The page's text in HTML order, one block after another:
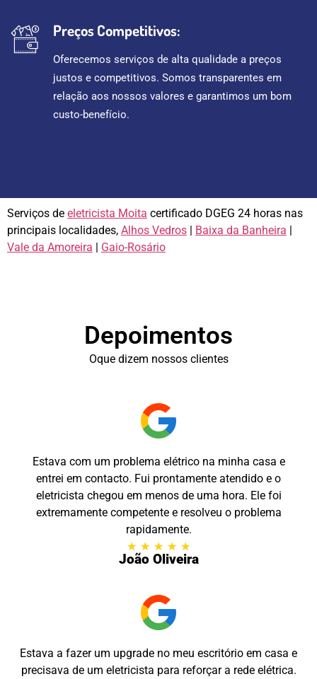
Preços Competitivos:
Oferecemos serviços de alta qualidade a preços
justos e competitivos. Somos transparentes em
relação aos nossos valores e garantimos um bom
custo-benefício.
Serviços de eletricista Moita certificado DGEG 24 horas nas
principais localidades, Alhos Vedros | Baixa da Banheira |
Vale da Amoreira | Gaio-Rosário
Depoimentos
Oque dizem nossos clientes
Estava com um problema elétrico na minha casa e
entrei em contacto. Fui prontamente atendido e o
eletricista chegou em menos de uma hora. Ele foi
extremamente competente e resolveu o problema
rapidamente.
★ ★ ★ ★ ★
João Oliveira
Estava a fazer um upgrade no meu escritório em casa e
precisava de um eletricista para reforçar a rede elétrica.